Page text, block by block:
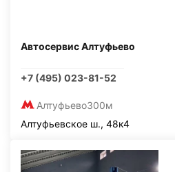
Автосервис Алтуфьево
+7 (495) 023-81-52
Алтуфьево300м
Алтуфьевское ш., 48к4